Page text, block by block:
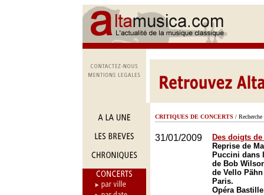
CRITIQUES DE CONCERTS / Recherche
31/01/2009
Des doigts
Reprise de
Puccini dans
de Bob
de Vello Pähn
Paris.
Opéra